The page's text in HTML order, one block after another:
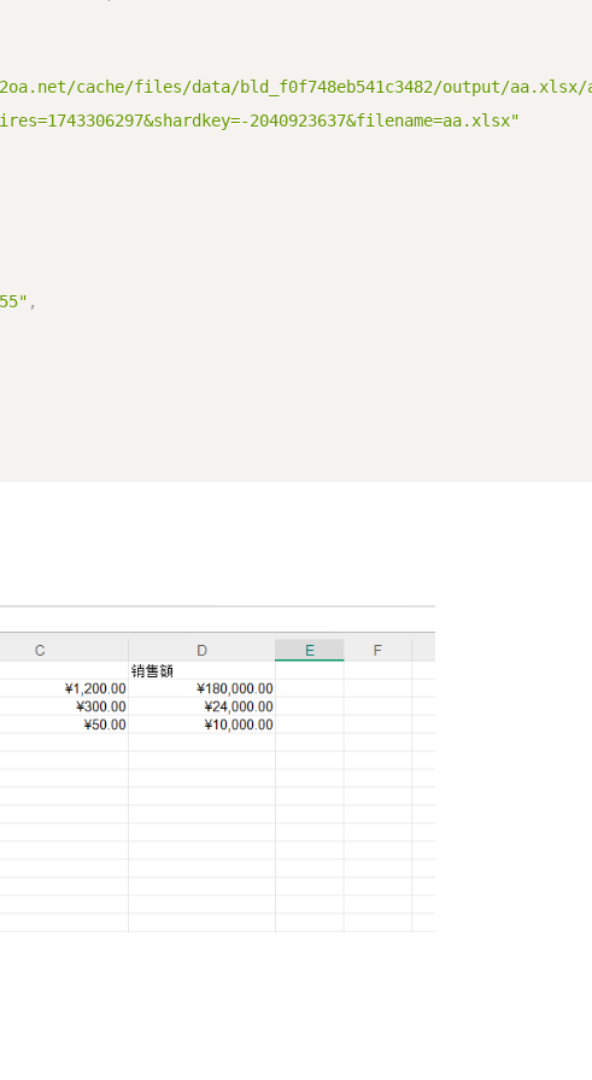
cache/files/data/bld_f0f748eb541c3482/output/aa.xlsx/
2040923637&filename=aa.xlsx"
,